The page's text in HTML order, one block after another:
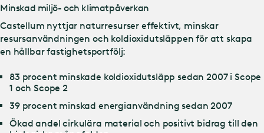
Minskad miljö- och klimatpåverkan
Castellum nyttjar naturresurser effektivt, minskar
resursanvändningen och koldioxidutsläppen för att skapa
en hållbar fastighetsportfölj:
83 procent minskade koldioxidutsläpp sedan 2007 i Scope
1 och Scope 2
39 procent minskad energianvändning sedan 2007
Ökad andel cirkulära material och positivt bidrag till den